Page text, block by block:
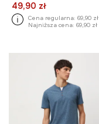
49,90 zł
Cena regularna: 69,90 zł
Najniższa cena: 69,90 zł